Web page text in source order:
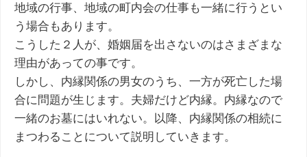
地域の行事、地域の町内会の仕事も一緒に行うとい
う場合もあります。
こうした２人が、婚姻届を出さないのはさまざまな
理由があっての事です。
しかし、内縁関係の男女のうち、一方が死亡した場
合に問題が生じます。夫婦だけど内縁。内縁なので
一緒のお墓にはいれない。以降、内縁関係の相続に
まつわることについて説明していきます。